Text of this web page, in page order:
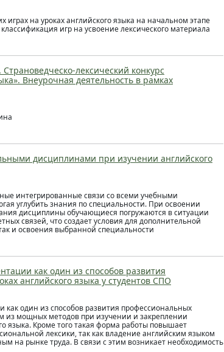
играх на уроках английского языка на начальном этапе
игр на усвоение лексического материала
лексический конкурс
Внеурочная деятельность в рамках
дисциплинами при изучении английского
интегрированные связи со всеми учебными
углубить знания по специальности. При освоении
дисциплины обучающиеся погружаются в ситуации
связей, что создает условия для дополнительной
и освоения выбранной специальности
как один из способов развития
английского языка у студентов СПО
один из способов развития профессиональных
из мощных методов при изучении и закреплении
языка. Кроме того такая форма работы повышает
лексики, так как владение английским языком
на рынке труда. В связи с этим возникает необходимость